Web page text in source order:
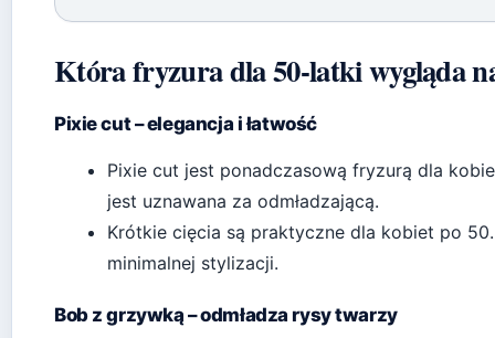
Która fryzura dla 50-latki wygląda
Pixie cut – elegancja i łatwość
Pixie cut jest ponadczasową fryzurą dla
jest uznawana za odmładzającą.
Krótkie cięcia są praktyczne dla kobiet po
minimalnej stylizacji.
Bob z grzywką – odmładza rysy twarzy